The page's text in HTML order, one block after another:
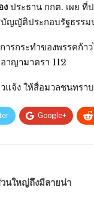
ง ประธาน กกต. เผย ที่
ญญัติประกอบรัฐธรรม
กระทำของพรรคก้า
าญามาตรา 112
แจ้ง ให้สื่อมวลชนทรา
Google+
นใหญ่ถึงมีลายน่า